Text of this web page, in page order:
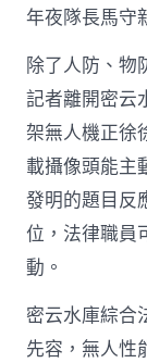
年夜隊長馬守
除了人防、物
記者離開密云
架無人機正徐
載攝像頭能主
發明的題目反
位，法律職員
動。
密云水庫綜合
先容，無人性